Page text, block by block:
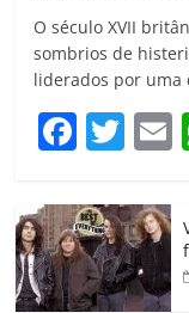
O século XVII
sombrios de
liderados por uma
F
c
e
b
T
itt
er